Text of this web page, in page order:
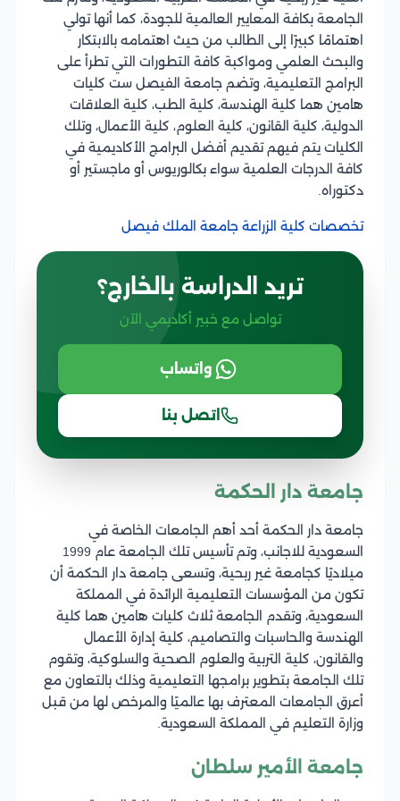
الجامعة بكافة المعايير العالمية للجودة، كما أنها تولي
اهتمامًا كبيرًا إلى الطالب من حيث اهتمامه بالابتكار
والبحث العلمي ومواكبة كافة التطورات التي تطرأ على
البرامج التعليمية، وتضم جامعة الفيصل ست كليات
هامين هما كلية الهندسة، كلية الطب، كلية العلاقات
الدولية، كلية القانون، كلية العلوم، كلية الأعمال، وتلك
الكليات يتم فيهم تقديم أفضل البرامج الأكاديمية في
كافة الدرجات العلمية سواء بكالوريوس أو ماجستير أو
دكتوراه.
تخصصات كلية الزراعة جامعة الملك فيصل
تريد الدراسة بالخارج؟
تواصل مع خبير أكاديمي الآن
واتساب
اتصل بنا
جامعة دار الحكمة
جامعة دار الحكمة أحد أهم الجامعات الخاصة في
السعودية للاجانب، وتم تأسيس تلك الجامعة عام 1999
ميلاديًا كجامعة غير ربحية، وتسعى جامعة دار الحكمة أن
تكون من المؤسسات التعليمية الرائدة في المملكة
السعودية، وتقدم الجامعة ثلاث كليات هامين هما كلية
الهندسة والحاسبات والتصاميم، كلية إدارة الأعمال
والقانون، كلية التربية والعلوم الصحية والسلوكية، وتقوم
تلك الجامعة بتطوير برامجها التعليمية وذلك بالتعاون مع
أعرق الجامعات المعترف بها عالميًا والمرخص لها من قبل
وزارة التعليم في المملكة السعودية.
جامعة الأمير سلطان